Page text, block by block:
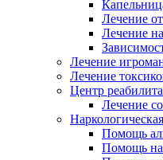
Лечение
Лечение
Лечение
Лечение
Центр
Лечение
Помощь
Помощь